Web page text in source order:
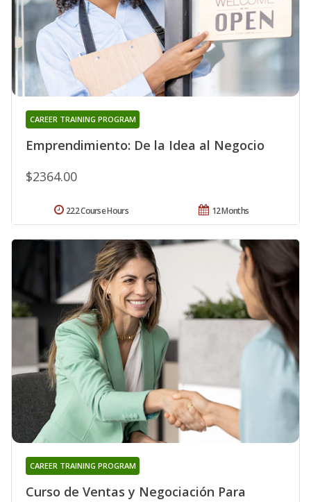
Emprendimiento: De la Idea al Negocio
CAREER TRAINING PROGRAM
$2364.00
12 Months
222 Course Hours
Curso de Ventas y Negociación Para
CAREER TRAINING PROGRAM